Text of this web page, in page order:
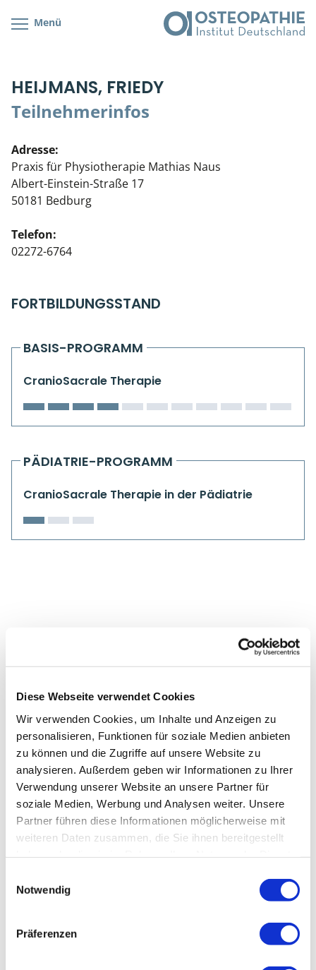
Diese Webseite verwendet Cookies
Wir verwenden Cookies, um Inhalte und Anzeigen zu
personalisieren, Funktionen für soziale Medien anbieten
zu können und die Zugriffe auf unsere Website zu
analysieren. Außerdem geben wir Informationen zu Ihrer
Verwendung unserer Website an unsere Partner für
soziale Medien, Werbung und Analysen weiter. Unsere
Partner führen diese Informationen möglicherweise mit
weiteren Daten zusammen, die Sie ihnen bereitgestellt
Notwendig
Präferenzen
Menü
HEIJMANS, FRIEDY
Teilnehmerinfos
Adresse:
Praxis für Physiotherapie Mathias Naus
Albert-Einstein-Straße 17
50181 Bedburg
Telefon:
02272-6764
FORTBILDUNGSSTAND
BASIS-PROGRAMM
CranioSacrale Therapie
PÄDIATRIE-PROGRAMM
CranioSacrale Therapie in der Pädiatrie
Cranial/Neurale Osteopathie
Parietale Osteopathie
Viszerale Osteopathie
Klinische & Praktische Kurse
Live Online-Kurse
Kursorte mit Kursangeboten
Bonus-Programm
Veranstaltungsticket DB
Wissenswertes
Teilnehmerliste
Stellenbörse
Soziales Engagement